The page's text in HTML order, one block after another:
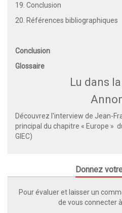
19. Conclusion
20. Références bibliographiques
Conclusion
Glossaire
Lu dans
Découvrez l'interview de Jean-
principal du chapitre « Europe »
GIEC)
Donnez
Pour évaluer et laisser un
de vous connecter